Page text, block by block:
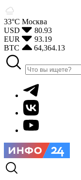
33°С Москва
USD
80.93
EUR
93.19
BTC
64,364.13